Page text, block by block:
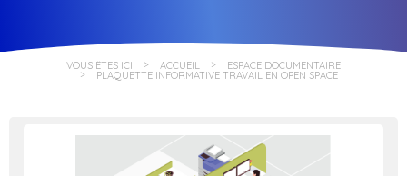
VOUS ÊTES ICI ACCUEIL ESPACE DOCUMENTAIRE
PLAQUETTE INFORMATIVE TRAVAIL EN OPEN SPACE